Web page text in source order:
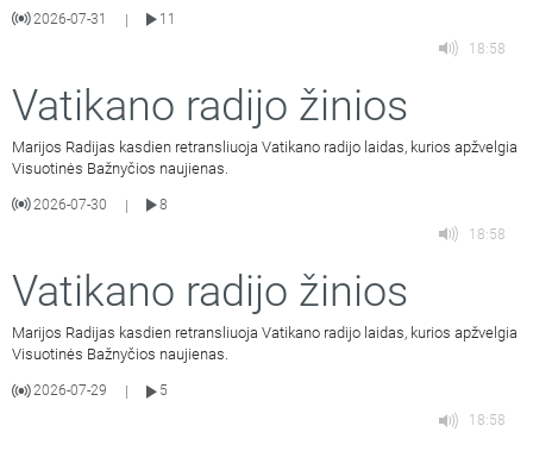
2026-07-31 |
11
18:58
Vatikano radijo žinios
Marijos Radijas kasdien retransliuoja Vatikano radijo laidas, kurios apžvelgia
Visuotinės Bažnyčios naujienas.
2026-07-30 |
8
18:58
Vatikano radijo žinios
Marijos Radijas kasdien retransliuoja Vatikano radijo laidas, kurios apžvelgia
Visuotinės Bažnyčios naujienas.
2026-07-29
5
18:58